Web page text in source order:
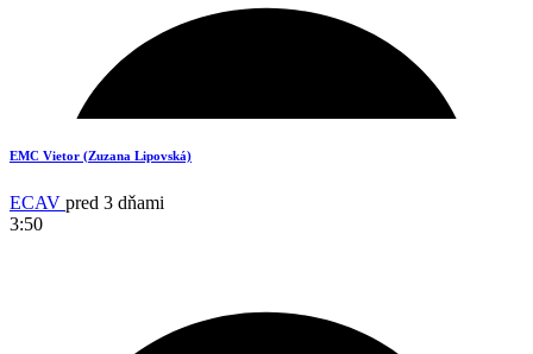
EMC Vietor (Zuzana Lipovská)
ECAV pred 3 dňami
3:50